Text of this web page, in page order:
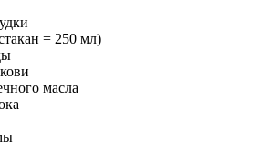
= 250 мл)
масла